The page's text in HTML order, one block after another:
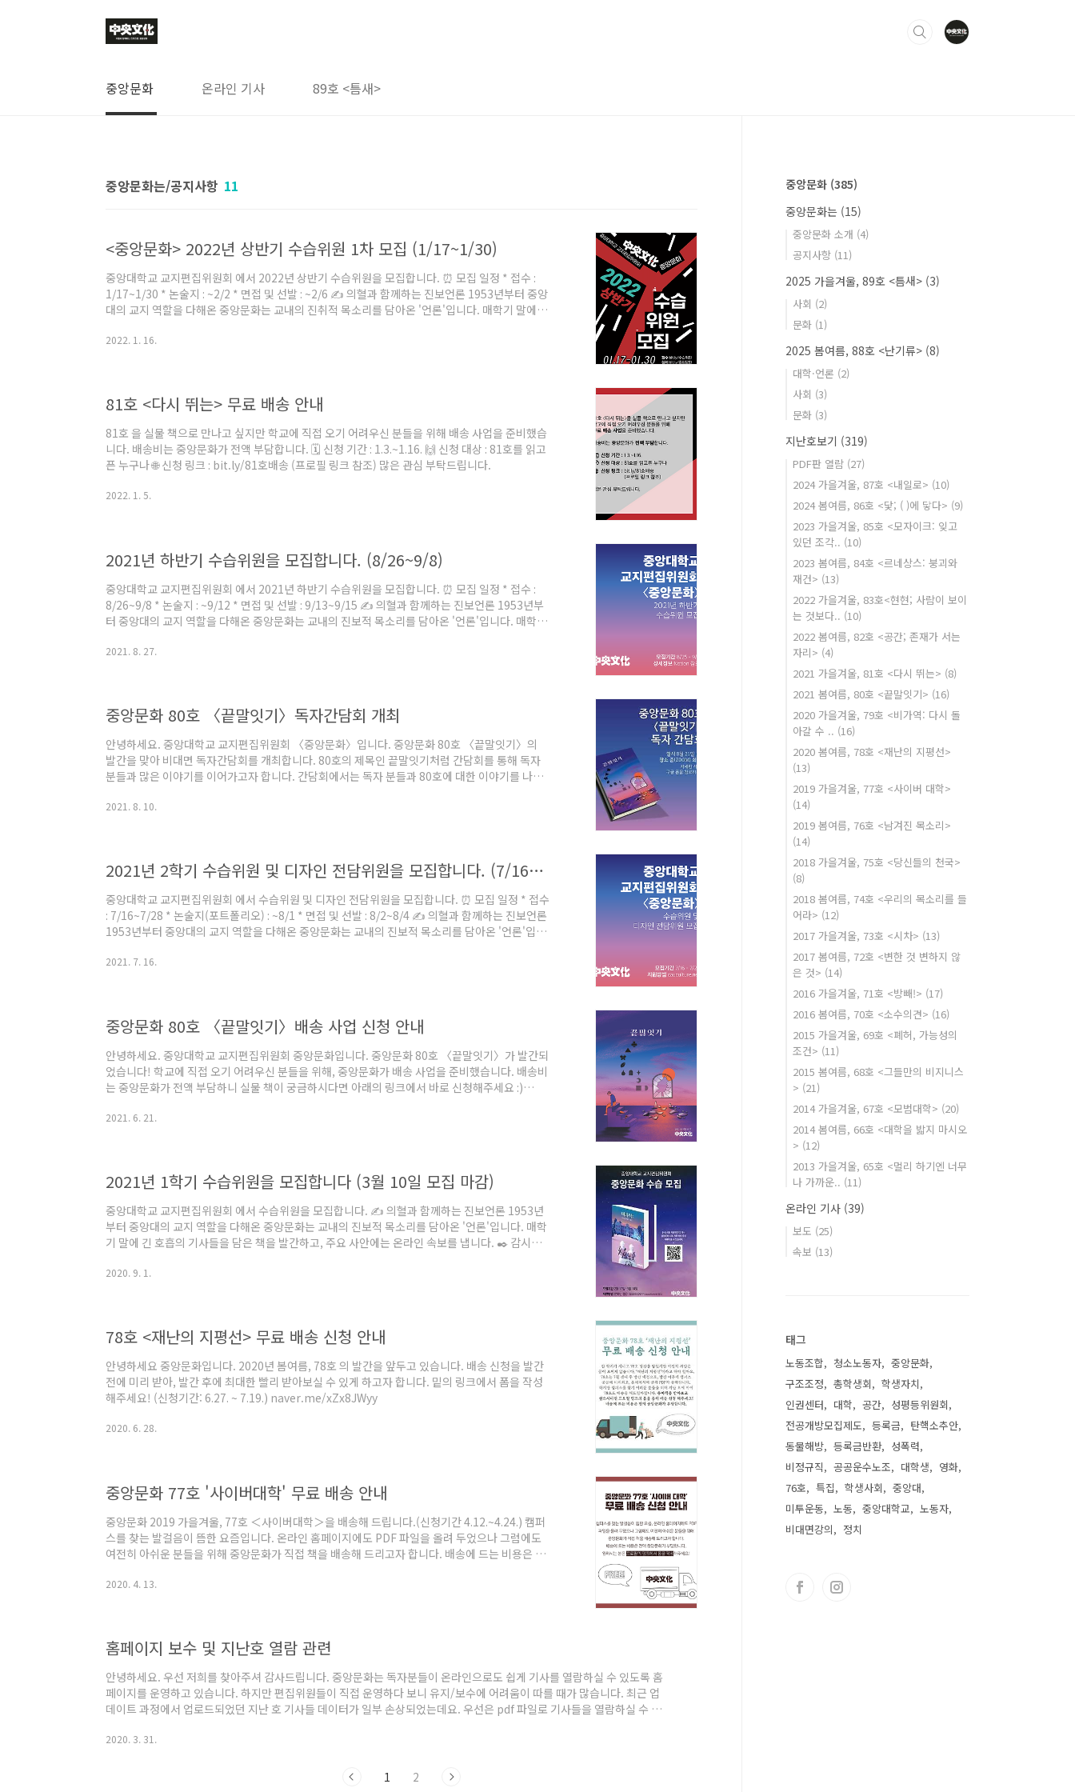
중앙문화 온라인 기사 89호 <틈새>
중앙문화는/공지사항 11
<중앙문화> 2022년 상반기 수습위원 1차 모집 (1/17~1/30)
중앙대학교 교지편집위원회 에서 2022년 상반기 수습위원을 모집합니다. ⏰ 모집 일정 * 접수 :
1/17~1/30 * 논술지 : ~2/2 * 면접 및 선발 : ~2/6 ✍️ 의혈과 함께하는 진보언론 1953년부터 중앙
대의 교지 역할을 다해온 중앙문화는 교내의 진취적 목소리를 담아온 '언론'입니다. 매학기 말에 긴
록자 중앙문화는 학교와 학생사회의 감시자이자 기록자입니다. 학생의 시선으로 세상을 바라보며
2022. 1. 16.
81호 <다시 뛰는> 무료 배송 안내
81호 을 실물 책으로 만나고 싶지만 학교에 직접 오기 어려우신 분들을 위해 배송 사업을 준비했습
니다. 배송비는 중앙문화가 전액 부담합니다. 🗓️ 신청 기간 : 1.3.~1.16. 🙌 신청 대상 : 81호를 읽고
픈 누구나 🌐 신청 링크 : bit.ly/81호배송 (프로필 링크 참조) 많은 관심 부탁드립니다.
2022. 1. 5.
2021년 하반기 수습위원을 모집합니다. (8/26~9/8)
중앙대학교 교지편집위원회 에서 2021년 하반기 수습위원을 모집합니다. ⏰ 모집 일정 * 접수 :
8/26~9/8 * 논술지 : ~9/12 * 면접 및 선발 : 9/13~9/15 ✍️ 의혈과 함께하는 진보언론 1953년부
터 중앙대의 교지 역할을 다해온 중앙문화는 교내의 진보적 목소리를 담아온 '언론'입니다. 매학기
리고 기록자 중앙문화는 학교와 학생사회의 감시자이자 기록자입니다. 학생의 시선으로 세상을 바
2021. 8. 27.
중앙문화 80호 〈끝말잇기〉독자간담회 개최
안녕하세요. 중앙대학교 교지편집위원회 〈중앙문화〉입니다. 중앙문화 80호 〈끝말잇기〉의
발간을 맞아 비대면 독자간담회를 개최합니다. 80호의 제목인 끝말잇기처럼 간담회를 통해 독자
분들과 많은 이야기를 이어가고자 합니다. 간담회에서는 독자 분들과 80호에 대한 이야기를 나누
은 관심 부탁드립니다.😊 ⌚️ 일시: 8월 21일 토요일 19시~21시 💻 장소: 메일로 공지해드린 줌
2021. 8. 10.
2021년 2학기 수습위원 및 디자인 전담위원을 모집합니다. (7/16~7/28)
중앙대학교 교지편집위원회 에서 수습위원 및 디자인 전담위원을 모집합니다. ⏰ 모집 일정 * 접수
: 7/16~7/28 * 논술지(포트폴리오) : ~8/1 * 면접 및 선발 : 8/2~8/4 ✍️ 의혈과 함께하는 진보언론
1953년부터 중앙대의 교지 역할을 다해온 중앙문화는 교내의 진보적 목소리를 담아온 '언론'입니
감시자, 그리고 기록자 중앙문화는 학교와 학생사회의 감시자이자 기록자입니다. 학생의 시선으로
2021. 7. 16.
중앙문화 80호 〈끝말잇기〉배송 사업 신청 안내
안녕하세요. 중앙대학교 교지편집위원회 중앙문화입니다. 중앙문화 80호 〈끝말잇기〉가 발간되
었습니다! 학교에 직접 오기 어려우신 분들을 위해, 중앙문화가 배송 사업을 준비했습니다. 배송비
는 중앙문화가 전액 부담하니 실물 책이 궁금하시다면 아래의 링크에서 바로 신청해주세요 :)
요 중앙문화입니다. 80호의 실물책을 받아보고 싶으신 분들을 위해 중앙문화가 배송 사업을 준비
2021. 6. 21.
2021년 1학기 수습위원을 모집합니다 (3월 10일 모집 마감)
중앙대학교 교지편집위원회 에서 수습위원을 모집합니다. ✍️ 의혈과 함께하는 진보언론 1953년
부터 중앙대의 교지 역할을 다해온 중앙문화는 교내의 진보적 목소리를 담아온 '언론'입니다. 매학
기 말에 긴 호흡의 기사들을 담은 책을 발간하고, 주요 사안에는 온라인 속보를 냅니다. ✒️ 감시자,
바라보며 날선 문제의식과 공론장을 이어갑니다. 🙌 권위주의와 불평등을 넘어 중앙문화는 반권위
2020. 9. 1.
78호 <재난의 지평선> 무료 배송 신청 안내
안녕하세요 중앙문화입니다. 2020년 봄여름, 78호 의 발간을 앞두고 있습니다. 배송 신청을 발간
전에 미리 받아, 발간 후에 최대한 빨리 받아보실 수 있게 하고자 합니다. 밑의 링크에서 폼을 작성
해주세요! (신청기간: 6.27. ~ 7.19.) naver.me/xZx8JWyy
2020. 6. 28.
중앙문화 77호 '사이버대학' 무료 배송 안내
중앙문화 2019 가을겨울, 77호 ＜사이버대학＞을 배송해 드립니다.(신청기간 4.12.~4.24.) 캠퍼
스를 찾는 발걸음이 뜸한 요즘입니다. 온라인 홈페이지에도 PDF 파일을 올려 두었으나 그럼에도
여전히 아쉬운 분들을 위해 중앙문화가 직접 책을 배송해 드리고자 합니다. 배송에 드는 비용은 전
책을 받아 보길 원하신다면 캠퍼스를 들를 일이 있을 때 한 부 챙겨 주세요. 신청 폼:
2020. 4. 13.
홈페이지 보수 및 지난호 열람 관련
안녕하세요. 우선 저희를 찾아주셔 감사드립니다. 중앙문화는 독자분들이 온라인으로도 쉽게 기사를 열람하실 수 있도록 홈
페이지를 운영하고 있습니다. 하지만 편집위원들이 직접 운영하다 보니 유지/보수에 어려움이 따를 때가 많습니다. 최근 업
데이트 과정에서 업로드되었던 지난 호 기사들 데이터가 일부 손상되었는데요. 우선은 pdf 파일로 기사들을 열람하실 수 있
노력하겠습니다. 지난호 열람과 관련된 문의사항이 있다면 중앙문화 메일 (cau_culture@naver.com) 혹은 페이스북, 인
2020. 3. 31.
1 2
중앙문화 (385)
중앙문화는 (15)
중앙문화 소개 (4)
공지사항 (11)
2025 가을겨울, 89호 <틈새> (3)
사회 (2)
문화 (1)
2025 봄여름, 88호 <난기류> (8)
대학·언론 (2)
사회 (3)
문화 (3)
지난호보기 (319)
PDF판 열람 (27)
2024 가을겨울, 87호 <내일로> (10)
2024 봄여름, 86호 <닻; ( )에 닿다> (9)
2023 가을겨울, 85호 <모자이크: 잊고
있던 조각.. (10)
2023 봄여름, 84호 <르네상스: 붕괴와
재건> (13)
2022 가을겨울, 83호<현현; 사람이 보이
는 것보다.. (10)
2022 봄여름, 82호 <공간; 존재가 서는
자리> (4)
2021 가을겨울, 81호 <다시 뛰는> (8)
2021 봄여름, 80호 <끝말잇기> (16)
2020 가을겨울, 79호 <비가역: 다시 돌
아갈 수 .. (16)
2020 봄여름, 78호 <재난의 지평선>
(13)
2019 가을겨울, 77호 <사이버 대학>
(14)
2019 봄여름, 76호 <남겨진 목소리>
(14)
2018 가을겨울, 75호 <당신들의 천국>
(8)
2018 봄여름, 74호 <우리의 목소리를 들
어라> (12)
2017 가을겨울, 73호 <시차> (13)
2017 봄여름, 72호 <변한 것 변하지 않
은 것> (14)
2016 가을겨울, 71호 <방빼!> (17)
2016 봄여름, 70호 <소수의견> (16)
2015 가을겨울, 69호 <폐허, 가능성의
조건> (11)
2015 봄여름, 68호 <그들만의 비지니스
> (21)
2014 가을겨울, 67호 <모범대학> (20)
2014 봄여름, 66호 <대학을 밟지 마시오
> (12)
2013 가을겨울, 65호 <멀리 하기엔 너무
나 가까운.. (11)
온라인 기사 (39)
보도 (25)
속보 (13)
태그
노동조합 청소노동자
중앙문화
구조조정
총학생회
학생자치
인권센터
대학 공간
성평등위원회
전공개방모집제도
등록금
탄핵소추안
동물해방
등록금반환
성폭력
비정규직
공공운수노조 대학생
영화
76호
특집 학생사회
중앙대
미투운동
노동 중앙대학교
노동자
비대면강의
정치